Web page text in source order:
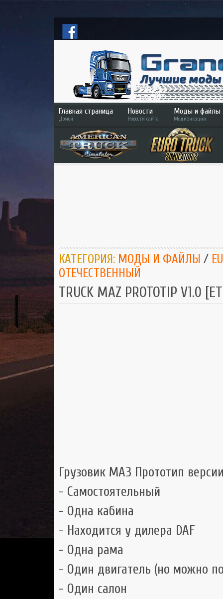
Главная страница
Домой
Новости
Новости сайта
Моды и файлы
Модификации
ETS 2
ATS
КАТЕГОРИЯ: МОДЫ И ФАЙЛЫ /
ОТЕЧЕСТВЕННЫЙ
TRUCK MAZ PROTOTIP V1.0
Грузовик МАЗ Прототип
- Самостоятельный
- Одна кабина
- Находится у дилера DAF
- Одна рама
- Один двигатель (но можно
- Один салон